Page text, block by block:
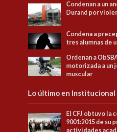
Condenan a un
Durand por
Condena a
tres alumnas de
Ordenan a
motorizada a un
muscular
Lo último en Institucional
El CFJ obtuvo la
9001:2015 de su
actividades